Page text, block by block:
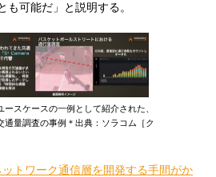
可能だ」と説明する。
スケースの一例として紹介された、
通量調査の事例＊出典：ソラコム［ク
トワーク通信層を開発する手間がか